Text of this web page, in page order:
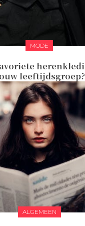
MODE
leeftijdsgroep?
ALGEMEEN